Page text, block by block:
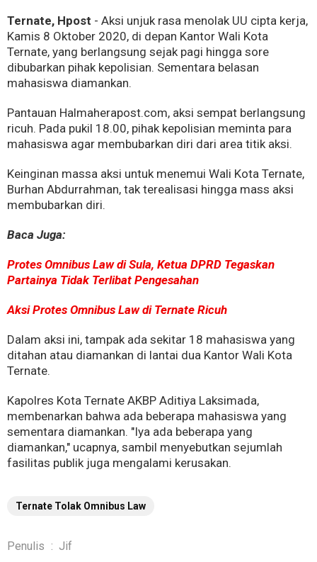
Ternate, Hpost - Aksi unjuk rasa menolak UU cipta kerja,
Kamis 8 Oktober 2020, di depan Kantor Wali Kota
Ternate, yang berlangsung sejak pagi hingga sore
dibubarkan pihak kepolisian. Sementara belasan
mahasiswa diamankan.
Pantauan Halmaherapost.com, aksi sempat berlangsung
ricuh. Pada pukil 18.00, pihak kepolisian meminta para
mahasiswa agar membubarkan diri dari area titik aksi.
Keinginan massa aksi untuk menemui Wali Kota Ternate,
Burhan Abdurrahman, tak terealisasi hingga mass aksi
membubarkan diri.
Baca Juga:
Protes Omnibus Law di Sula, Ketua DPRD Tegaskan
Partainya Tidak Terlibat Pengesahan
Aksi Protes Omnibus Law di Ternate Ricuh
Dalam aksi ini, tampak ada sekitar 18 mahasiswa yang
ditahan atau diamankan di lantai dua Kantor Wali Kota
Ternate.
Kapolres Kota Ternate AKBP Aditiya Laksimada,
membenarkan bahwa ada beberapa mahasiswa yang
sementara diamankan. "Iya ada beberapa yang
diamankan," ucapnya, sambil menyebutkan sejumlah
fasilitas publik juga mengalami kerusakan.
Ternate Tolak Omnibus Law
Penulis : Jif